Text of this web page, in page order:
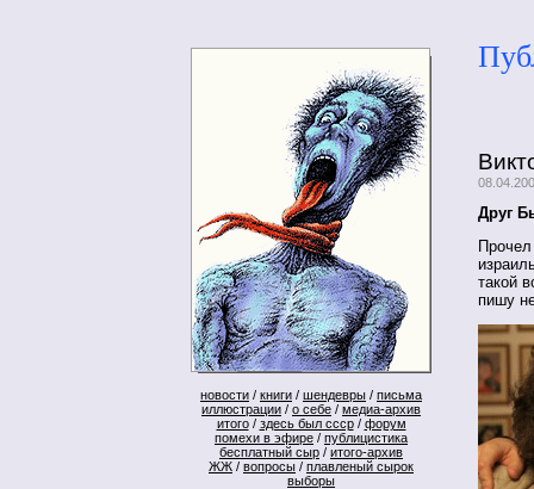
новости / книги / шендевры / письма
иллюстрации / о себе / медиа-архив
итого/ здесь был ссср/ форум
помехи в эфире / публицистика
бесплатный сыр / итого-архив
ЖЖ / вопросы / плавленый сырок
выборы
Друг
такой
пишу